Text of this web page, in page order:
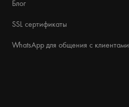
Блог
SSL сертификаты
WhatsApp для общения с клиентами